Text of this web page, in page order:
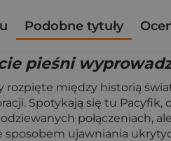
Podobne tytuły
pieśni
rozpięte między historią
Spotykają się tu
połączeniach,
sposobem ujawniania